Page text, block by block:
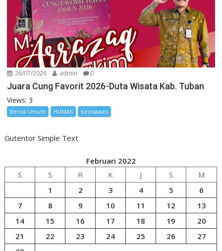
26/07/2026 admin 0
Juara Cung Favorit 2026-Duta Wisata Kab. Tuban
Views: 3
Berita Umum HUMAS Kesiswaan
Gutentor Simple Text
Februari 2022
S
S R K J S
M
1
2 3 4 5
6
7
8 9 10 11 12
13
14
15 16 17 18 19
20
21
22 23 24 25 26
27